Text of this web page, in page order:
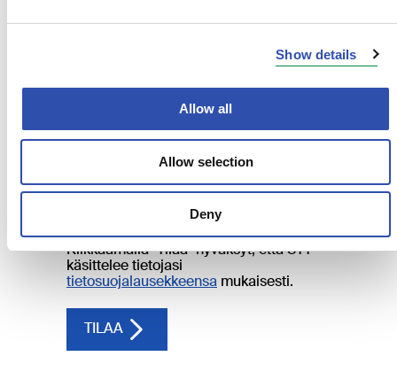
Show details
Allow all
Allow selection
Deny